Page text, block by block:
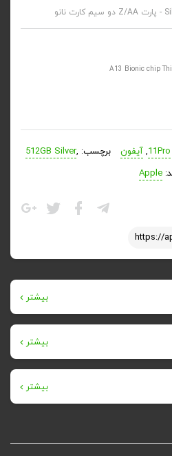
11Pro
, آیفون برچسب: 512GB Silver,
Apple
https://
بیشتر
اپل در مراسم اختصاصی خودش
بیشتر
بیشتر
نشده است.